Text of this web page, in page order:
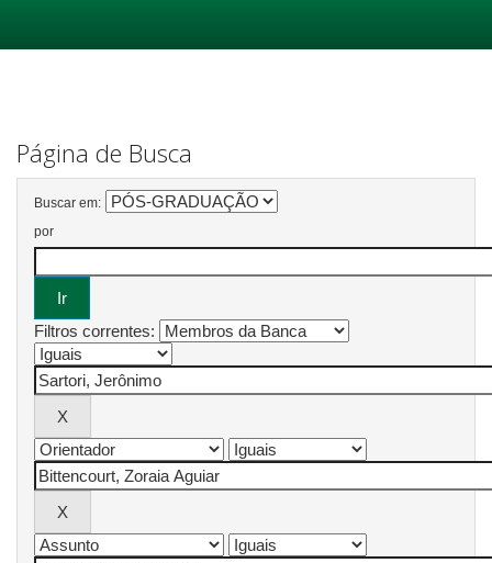
Página de Busca
Buscar em:
por
Filtros correntes: